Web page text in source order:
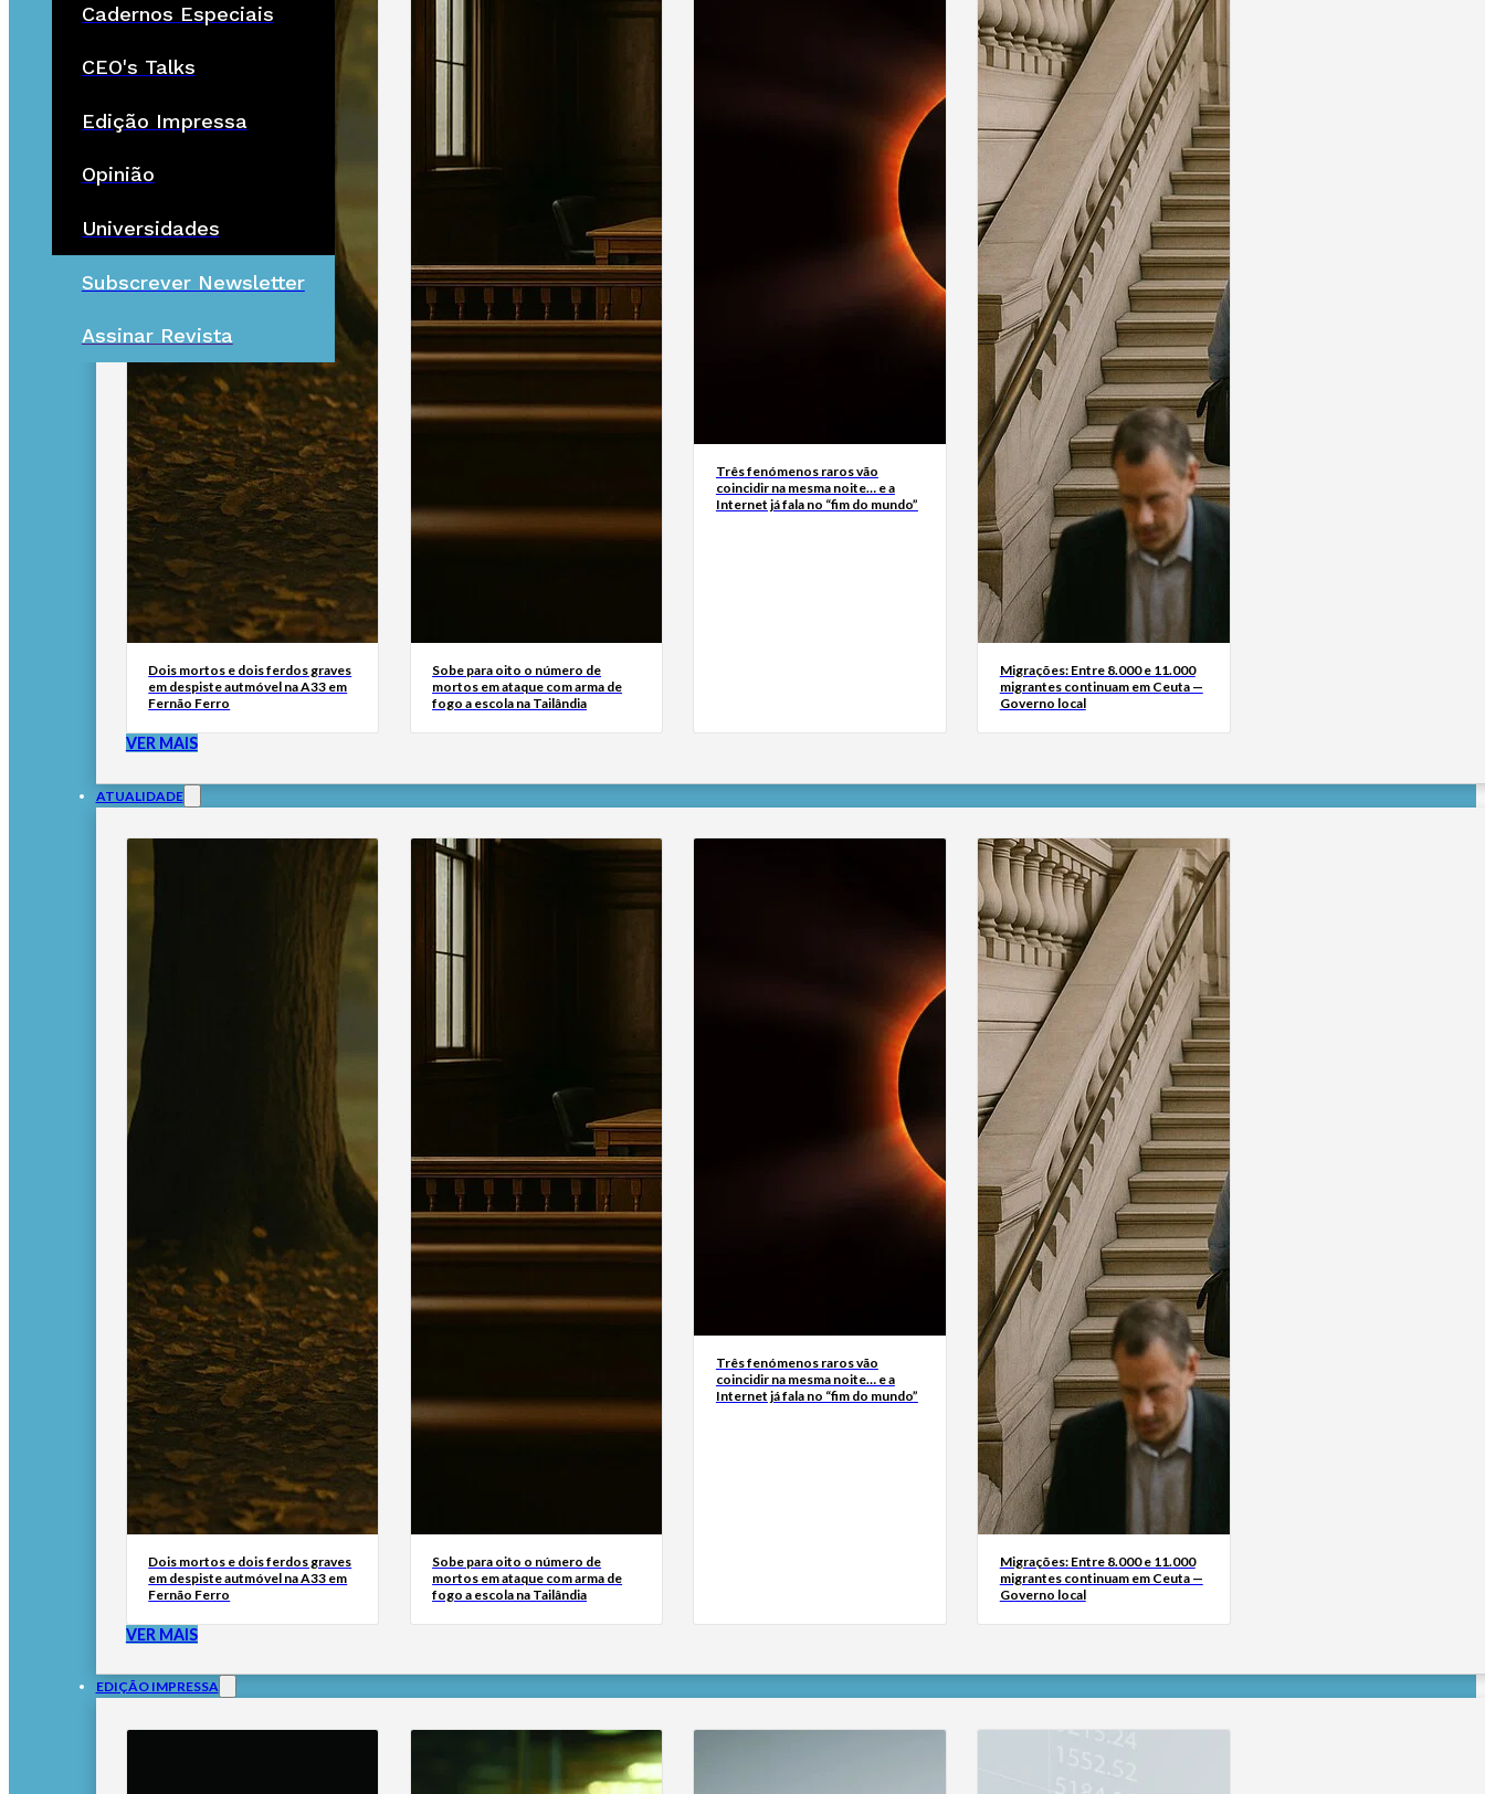
Cadernos Especiais
CEO's Talks
Edição Impressa
Opinião
Universidades
Subscrever Newsletter
Assinar Revista
Dois mortos e dois ferdos graves
em despiste autmóvel na A33 em
Fernão Ferro
Sobe para oito o número de
mortos em ataque com arma de
fogo a escola na Tailândia
Três fenómenos raros vão
coincidir na mesma noite… e a
Internet já fala no “fim do mundo”
Migrações: Entre 8.000 e 11.000
migrantes continuam em Ceuta —
Governo local
VER MAIS
ATUALIDADE
Dois mortos e dois ferdos graves
em despiste autmóvel na A33 em
Fernão Ferro
Sobe para oito o número de
mortos em ataque com arma de
fogo a escola na Tailândia
Três fenómenos raros vão
coincidir na mesma noite… e a
Internet já fala no “fim do mundo”
Migrações: Entre 8.000 e 11.000
migrantes continuam em Ceuta —
Governo local
VER MAIS
EDIÇÃO IMPRESSA